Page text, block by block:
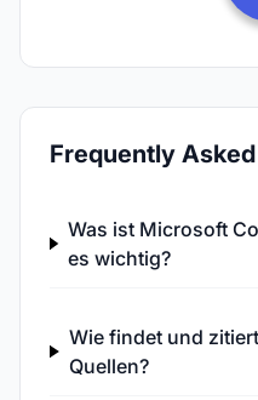
Frequently
Was ist Microsoft
es wichtig?
Wie findet und
Quellen?